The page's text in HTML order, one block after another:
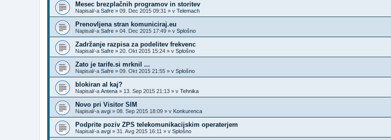
Mesec brezplačnih programov in storitev
Napisal/-a Safre » 09. Dec 2015 09:31 » v Telemach
Prenovljena stran komuniciraj.eu
Napisal/-a Safre » 04. Dec 2015 17:49 » v Splošno
Zadržanje razpisa za podelitev frekvenc
Napisal/-a Safre » 20. Okt 2015 15:24 » v Splošno
Zato je tarife.si mrknil ...
Napisal/-a Safre » 09. Okt 2015 21:55 » v Splošno
blokiran al kaj?
Napisal/-a Antena » 13. Sep 2015 21:13 » v Tehnika
Novo pri Visitor SIM
Napisal/-a avgi » 08. Sep 2015 18:09 » v Konkurenca
Podprite poziv ZPS telekomunikacijskim operaterjem
Napisal/-a avgi » 31. Avg 2015 16:11 » v Splošno